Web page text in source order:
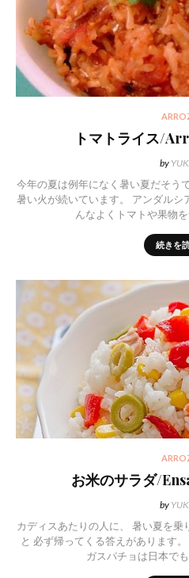
トマトライス/
by
今年の夏は例年になく暑い夏だそう
暑い火が続いています。 アンダルシ
んなよくトマトや果物
続きを
お米のサラダ/
by
カディスあたりの人に、 暑い夏を乗
と 必ず帰ってくる答えがあります
ガスパチョは日本で